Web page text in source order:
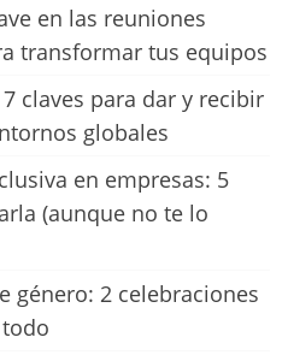
en las reuniones
transformar tus equipos
claves para dar y recibir
globales
en empresas: 5
(aunque no te lo
género: 2 celebraciones